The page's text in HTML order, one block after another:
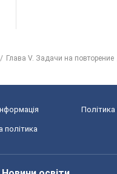
Глава V. Задачи на повторение
Політика
політика